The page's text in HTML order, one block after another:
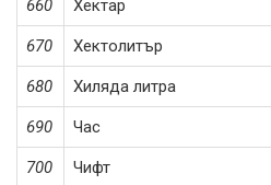
660 Хектар
670 Хектолитър
680 Хиляда литра
690 Час
700 Чифт